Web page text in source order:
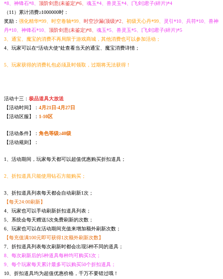
*8、神锋石*8、 顶阶剑意(未鉴定)*6、 魂玉*4、兽灵玉*4、[飞剑]君子(碎片)*4
（11）累计消费≥1000000时：
奖励： 强化精华*99、时空卷轴*99、 时空沙漏(顶级)*2、 初级天心丹*99、 灵引*10、兵符*10、兽神
丹*10、神锋石*10、 顶阶剑意(未鉴定)*8、 魂玉*5、兽灵玉*5、[飞剑]君子(碎片)*5
3、通宝、魔宝的消费不再局限于游戏商城，其他消费也可以参加活动；
4、玩家可以在“活动大使”处查看当天的通宝、魔宝消费详情；
5、玩家获得的消费礼包必须及时领取，过期将无法获得！
活动十三： 极品道具大放送
【活动时间】： 4月21日-4月27日
【活动区服】： 1-10区
【活动条件】： 角色等级≥40级
【活动规则】：
1、活动期间，玩家每天都可以超值优惠购买折扣道具；
2、折扣道具只能使用钻石方能购买；
3、折扣道具列表每天都会自动刷新1次；
【每天24:00刷新】
4、玩家也可以手动刷新折扣道具列表；
5、系统会每天赠送5次免费刷新的次数；
6、玩家也可以在活动期间充值来增加额外刷新次数；
【每充值满100元即可获得1次额外刷新次数】
7、折扣道具列表每次刷新时都会出现5种不同的道具；
8、每次刷新后的5种道具每种均可购买1次；
9、每个玩家每天累计最多可以购买50个折扣道具；
10、折扣道具均为超值优惠价格，千万不要错过哦！